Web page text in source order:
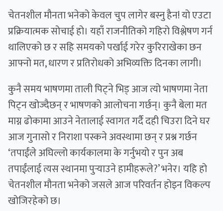
चेतनशील मौनता भनेको केवल चुप लागेर बस्नु हैन! यो एउटा
प्रक्रियात्मक सोचाई हो। यहाँ राजनीतिको गहिरो विश्लेषण गर्न
थालिएको छ र सहि समयको पर्खाई गरेर कुरिराखेका छन
आफ्नो मत, धारण र प्रतिरोधको अभिव्यक्ति दिनका लागी।
कुनै समय भाषणमा ताली पिट्ने भिड् आज त्यो भाषणमा नेता
पिट्न खोज्दैछन् र भाषणको आलोचना गर्छन्। कुनै बेला मत
माग्न ढोकामा आउने नेतालाई स्वागत गर्दै दही चिउरा दिने घर
आज गुनासो र निराशा पस्कने अवस्थामा छन् र प्रश्न गर्छन
‘तपाईंले अघिल्लो कार्यकालमा के गर्नुभयो र पुन अब
तपाईंलाई त्यस स्थानमा पुर्‍याउने हामीहरूले?’ भनेर। यहि हो
चेतनशील मौनता भनेको जसले आज परिवर्तन होइन विकल्प
खोजिरहेको छ।